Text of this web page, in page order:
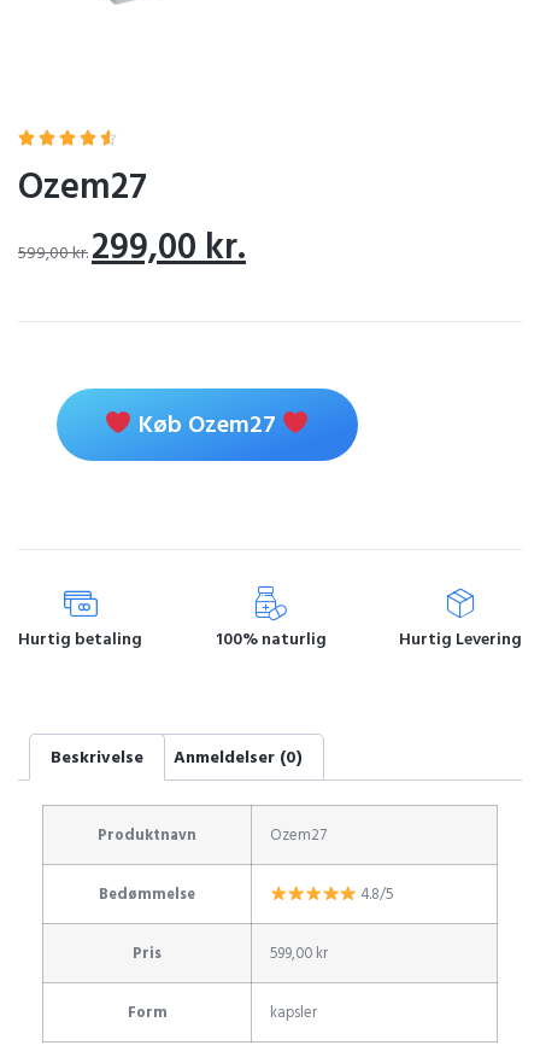
    
Ozem27
599,00kr.299,00kr.
Køb Ozem27
Hurtig betaling 100% naturlig Hurtig Levering
Beskrivelse Anmeldelser (0)
Produktnavn Ozem27
Bedømmelse 4.8/5
Pris 599,00 kr
Form kapsler